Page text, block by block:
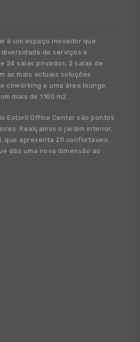
é um espaço inovador que
diversidade de serviços e
24 salas privadas, 2 salas de
as mais actuais soluções
coworking e uma área lounge.
mais de 1100 m2.
Estoril Office Center são pontos
Realçamos o jardim interior,
que apresenta 20 confortáveis
dão uma nova dimensão ao